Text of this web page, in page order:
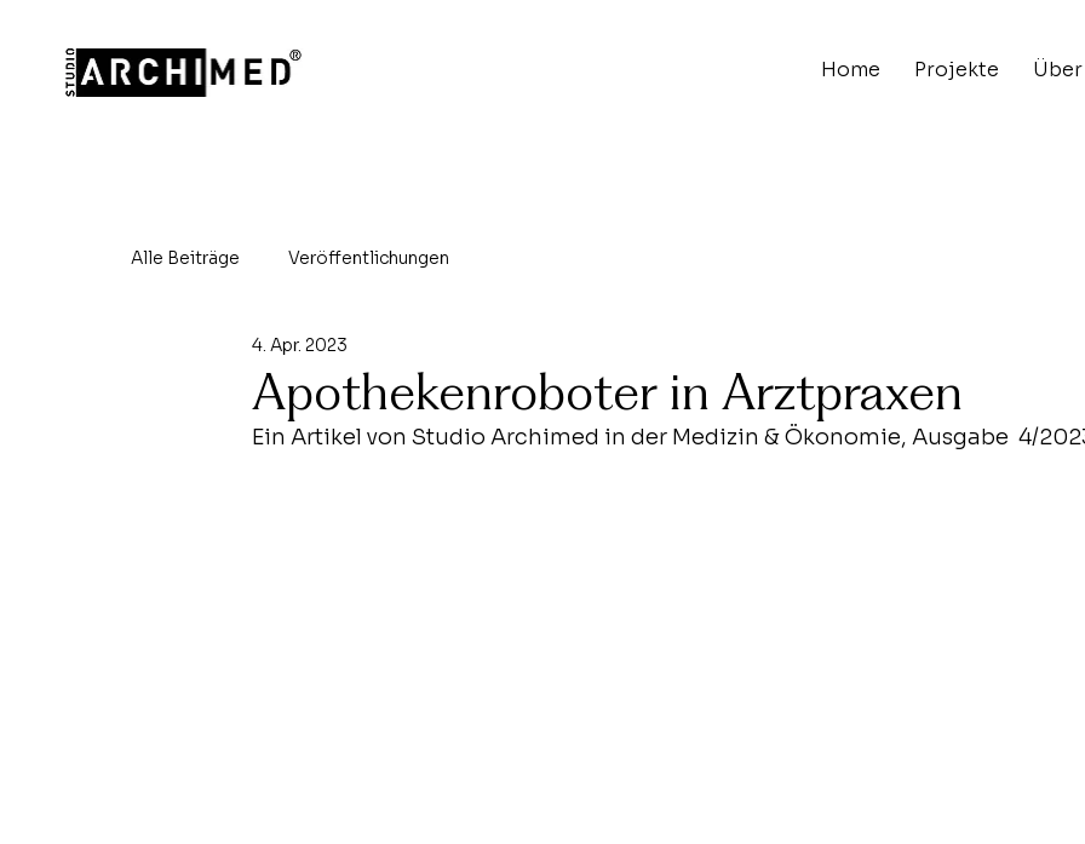
Home Projekte
Alle Beiträge Veröffentlichungen
Apothekenroboter in Arztpraxen
4. Apr. 2023
Ein Artikel von Studio Archimed in der Medizin & Ökonomie, Ausgabe  4/